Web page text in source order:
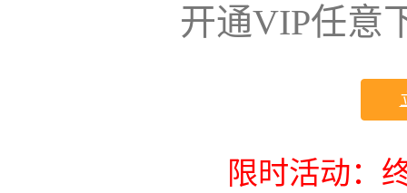
开通VIP任意
限时活动：